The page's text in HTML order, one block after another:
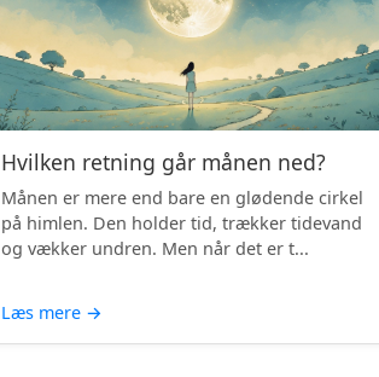
Hvilken retning går månen ned?
Månen er mere end bare en glødende cirkel
på himlen. Den holder tid, trækker tidevand
og vækker undren. Men når det er t...
Læs mere →